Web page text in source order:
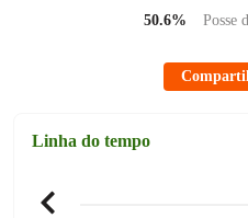
50.6% Posse
Linha do tempo